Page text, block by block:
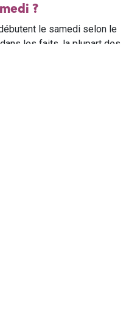
?
le samedi selon le
les faits, la plupart des